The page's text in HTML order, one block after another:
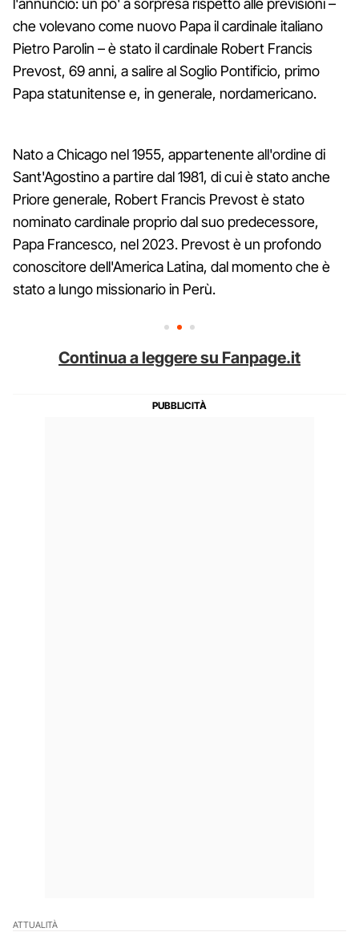
l'annuncio: un po' a sorpresa rispetto alle previsioni –
che volevano come nuovo Papa il cardinale italiano
Pietro Parolin – è stato il cardinale Robert Francis
Prevost, 69 anni, a salire al Soglio Pontificio, primo
Papa statunitense e, in generale, nordamericano.
Nato a Chicago nel 1955, appartenente all'ordine di
Sant'Agostino a partire dal 1981, di cui è stato anche
Priore generale, Robert Francis Prevost è stato
nominato cardinale proprio dal suo predecessore,
Papa Francesco, nel 2023. Prevost è un profondo
conoscitore dell'America Latina, dal momento che è
stato a lungo missionario in Perù.
Continua a leggere su Fanpage.it
ATTUALITÀ